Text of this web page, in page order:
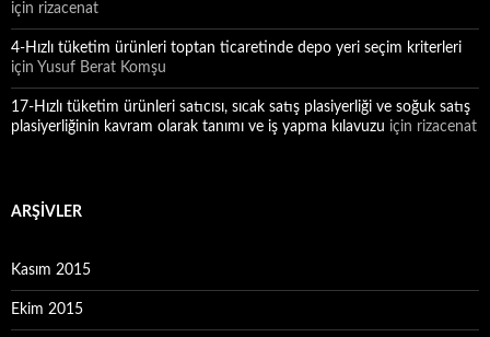
için rizacenat
4-Hızlı tüketim ürünleri toptan ticaretinde depo yeri seçim kriterleri
için Yusuf Berat Komşu
17-Hızlı tüketim ürünleri satıcısı, sıcak satış plasiyerliği ve soğuk satış
plasiyerliğinin kavram olarak tanımı ve iş yapma kılavuzu için rizacenat
ARŞIVLER
Kasım 2015
Ekim 2015